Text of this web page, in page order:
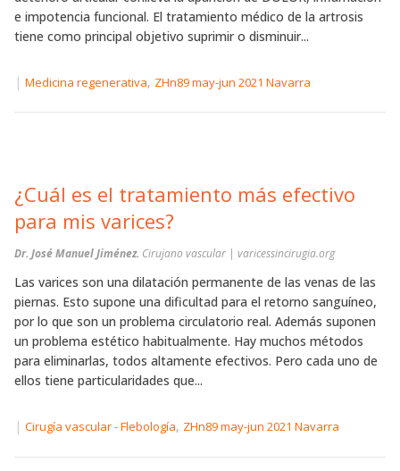
e impotencia funcional. El tratamiento médico de la artrosis
tiene como principal objetivo suprimir o disminuir...
| Medicina regenerativa, ZHn89 may-jun 2021 Navarra
¿Cuál es el tratamiento más efectivo
para mis varices?
Dr. José Manuel Jiménez. Cirujano vascular | varicessincirugia.org
Las varices son una dilatación permanente de las venas de las
piernas. Esto supone una dificultad para el retorno sanguíneo,
por lo que son un problema circulatorio real. Además suponen
un problema estético habitualmente. Hay muchos métodos
para eliminarlas, todos altamente efectivos. Pero cada uno de
ellos tiene particularidades que...
| Cirugía vascular - Flebología, ZHn89 may-jun 2021 Navarra